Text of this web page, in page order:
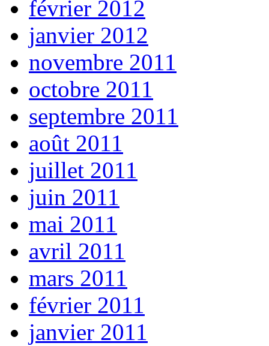
février 2012
janvier 2012
novembre 2011
octobre 2011
septembre 2011
août 2011
juillet 2011
juin 2011
mai 2011
avril 2011
mars 2011
février 2011
janvier 2011